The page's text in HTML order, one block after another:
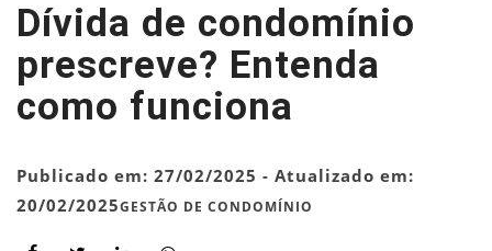
Dívida de condomínio
prescreve? Entenda
como funciona
Publicado em: 27/02/2025 - Atualizado em:
20/02/2025GESTÃO DE CONDOMÍNIO